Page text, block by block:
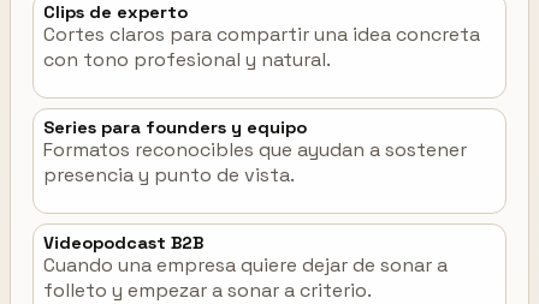
Clips de experto
Cortes claros para compartir una idea concreta
con tono profesional y natural.
Series para founders y equipo
Formatos reconocibles que ayudan a sostener
presencia y punto de vista.
Videopodcast B2B
Cuando una empresa quiere dejar de sonar a
folleto y empezar a sonar a criterio.